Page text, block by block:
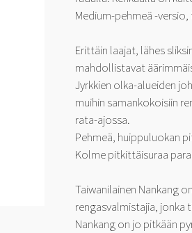
Medium-pehmeä -
Erittäin laajat, lähes
mahdollistavat
Jyrkkien olka-alueiden
muihin samankokoisiin
rata-ajossa.
Pehmeä, huippuluokan
Kolme pitkittäisuraa
Taiwanilainen Nankang
rengasvalmistajia,
Nankang on jo pitkään